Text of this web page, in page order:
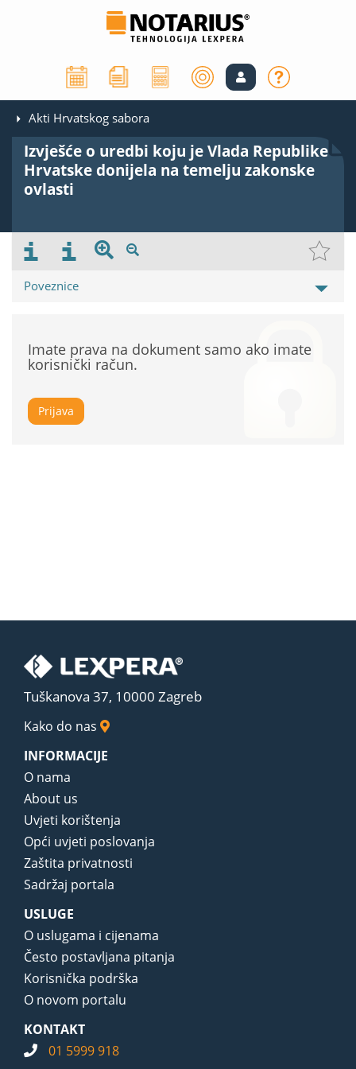
Akti Hrvatskog sabora
Izvješće o uredbi koju je Vlada Republike
Hrvatske donijela na temelju zakonske
ovlasti
Poveznice
Imate prava na dokument samo ako imate
korisnički račun.
Prijava
Tuškanova 37, 10000 Zagreb
Kako do nas
INFORMACIJE
O nama
About us
Uvjeti korištenja
Opći uvjeti poslovanja
Zaštita privatnosti
Sadržaj portala
USLUGE
O uslugama i cijenama
Često postavljana pitanja
Korisnička podrška
O novom portalu
KONTAKT
01 5999 918